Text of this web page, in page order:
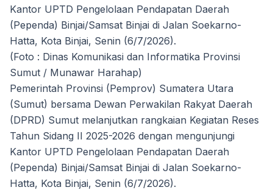
Kantor UPTD Pengelolaan Pendapatan Daerah
(Pependa) Binjai/Samsat Binjai di Jalan Soekarno-
Hatta, Kota Binjai, Senin (6/7/2026).
(Foto : Dinas Komunikasi dan Informatika Provinsi
Sumut / Munawar Harahap)
Pemerintah Provinsi (Pemprov) Sumatera Utara
(Sumut) bersama Dewan Perwakilan Rakyat Daerah
(DPRD) Sumut melanjutkan rangkaian Kegiatan Reses
Tahun Sidang II 2025-2026 dengan mengunjungi
Kantor UPTD Pengelolaan Pendapatan Daerah
(Pependa) Binjai/Samsat Binjai di Jalan Soekarno-
Hatta, Kota Binjai, Senin (6/7/2026).